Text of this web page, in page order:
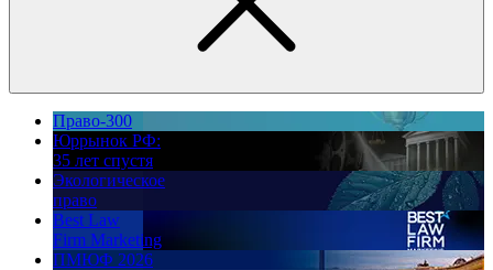
Право-300
Юррынок РФ:
35 лет спустя
Экологическое
право
Best Law
Firm Marketing
ПМЮФ 2026